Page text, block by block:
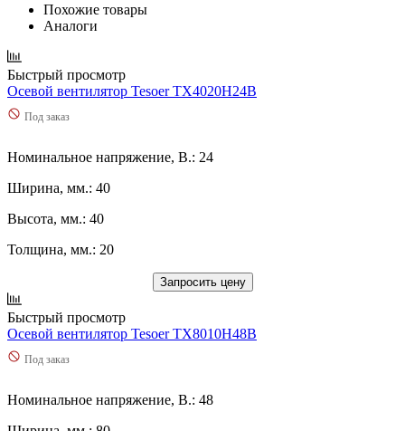
Похожие товары
Аналоги
Быстрый просмотр
Осевой вентилятор Tesoer TX4020H24B
Под заказ
Номинальное напряжение, В.: 24
Ширина, мм.: 40
Высота, мм.: 40
Толщина, мм.: 20
Запросить цену
Быстрый просмотр
Осевой вентилятор Tesoer TX8010H48B
Под заказ
Номинальное напряжение, В.: 48